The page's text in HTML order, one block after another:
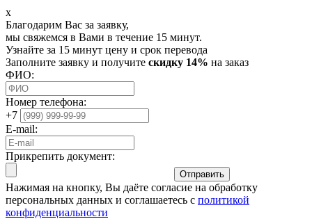
x
Благодарим Вас за заявку,
мы свяжемся в Вами в течение 15 минут.
Узнайте за 15 минут цену и срок перевода
Заполните заявку и получите скидку 14% на заказ
ФИО:
Номер телефона:
+7
E-mail:
Прикрепить документ:
Отправить
Нажимая на кнопку, Вы даёте согласие на обработку
персональных данных и соглашаетесь с политикой
конфиденциальности